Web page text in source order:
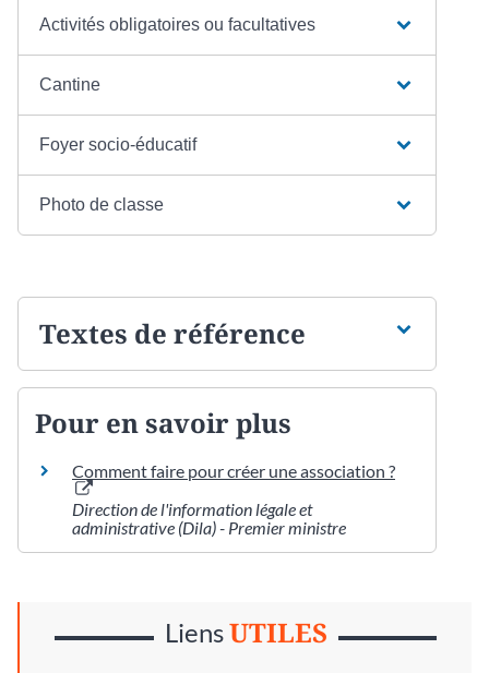
Activités obligatoires ou facultatives
Cantine
Foyer socio-éducatif
Photo de classe
Textes de référence
Pour en savoir plus
Comment faire pour créer une association ?
Direction de l'information légale et
administrative (Dila) - Premier ministre
LiensUTILES